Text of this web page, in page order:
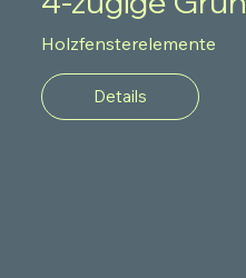
Holzfensterelemente
Details